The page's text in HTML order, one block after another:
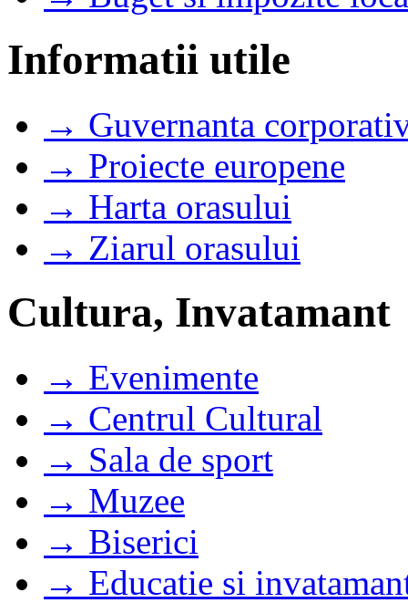
Informatii utile
→ Guvernanta
→ Proiecte europene
→ Harta orasului
→ Ziarul orasului
Cultura, Invatamant
→ Evenimente
→ Centrul Cultural
→ Sala de sport
→ Muzee
→ Biserici
→ Educatie si